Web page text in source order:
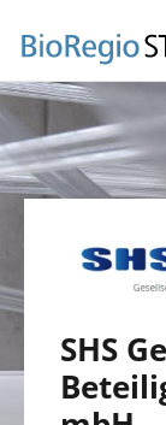
zum
Inhalt
SHS